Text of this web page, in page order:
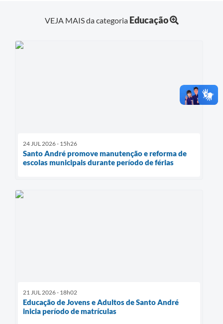
VEJA MAIS da categoria Educação
24 JUL 2026 - 15h26
Santo André promove manutenção e reforma de
escolas municipais durante período de férias
21 JUL 2026 - 18h02
Educação de Jovens e Adultos de Santo André
inicia período de matrículas